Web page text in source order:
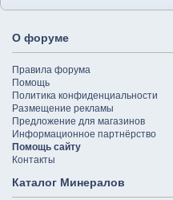
О форуме
Правила форума
Помощь
Политика конфиденциальности
Размещение рекламы
Предложение для магазинов
Информационное партнёрство
Помощь сайту
Контакты
Каталог Минералов